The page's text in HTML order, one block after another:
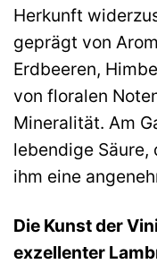
Herkunft
geprägt von
Erdbeeren,
von floralen
Mineralität. Am
lebendige Säure,
ihm eine
Die Kunst der
exzellenter